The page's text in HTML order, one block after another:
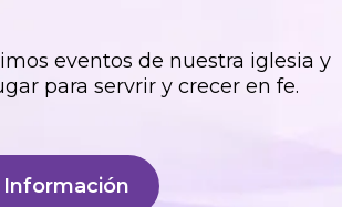
eventos de nuestra iglesia y
para servrir y crecer en fe.
Información